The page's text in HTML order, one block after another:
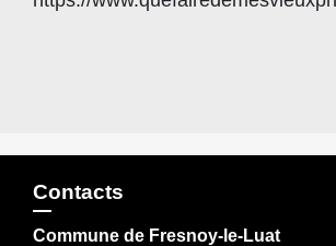
Contacts
Commune de Fresnoy-le-Luat